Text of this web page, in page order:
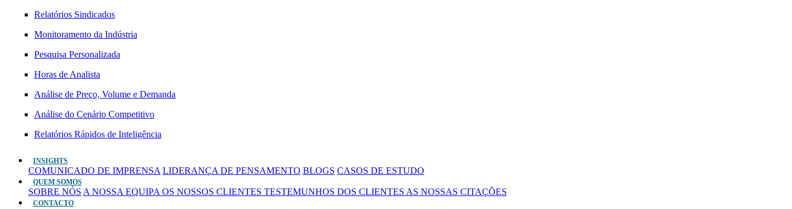
Relatórios Sindicados
Monitoramento da Indústria
Pesquisa Personalizada
Horas de Analista
Análise de Preço, Volume e Demanda
Análise do Cenário Competitivo
Relatórios Rápidos de Inteligência
INSIGHTS
COMUNICADO DE IMPRENSA LIDERANÇA DE PENSAMENTO BLOGS CASOS DE ESTUDO
QUEM SOMOS
SOBRE NÓS A NOSSA EQUIPA OS NOSSOS CLIENTES TESTEMUNHOS DOS CLIENTES AS NOSSAS CITAÇÕES
CONTACTO